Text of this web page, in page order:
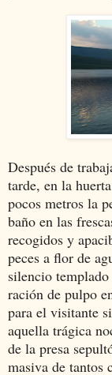
Después de
tarde, en la
pocos metros la
baño en las
recogidos y
peces a flor de
silencio
ración de pulpo
para el visitante
aquella trágica
de la presa
masiva de tantos